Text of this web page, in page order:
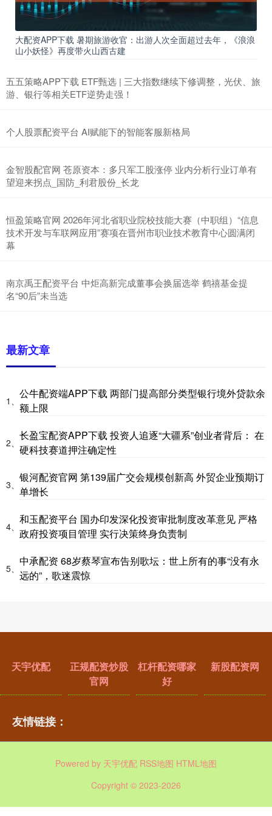
大配资APP下载 暑期旅游收官：出游人次全面超过去年，《浪浪
山小妖怪》再度带火山西古建
五五策略APP下载 ETF甄选 | 三大指数继续下修调整，光伏、旅
游、银行等相关ETF逆势走强！
个人股票配资平台 AI赋能下的智能客服新格局
金智股配官网 苍原资本：多只军工股涨停 业内分析行业订单有
望迎来拐点_国防_利君股份_长龙
恒盈策略官网 2026年河北省职业院校技能大赛（中职组）“信息
技术开发与车联网应用”赛项在晋州市职业技术教育中心圆满闭
幕
南京禹王配资平台 中炬高新完成董事会换届选举 鹤禧基金提
名“90后”未当选
最新文章
1、
公牛配资端APP下载 两部门提高部分类型银行境外贷款余
额上限
2、
长盈宝配资APP下载 投资人追逐“大疆系”创业者背后： 在
硬科技赛道押注确定性
3、
银河配资官网 第139届广交会规模创新高 外贸企业预期订
单增长
4、
和玉配资平台 国办印发深化投资审批制度改革意见 严格
政府投资项目管理 实行决策终身负责制
5、
中承配资 68岁蔡琴宣布告别歌坛：世上所有的事“没有永
远的”，歌迷震惊
天宇优配
正规配资炒股
官网
杠杆配资哪家
好
新股配资网
友情链接：
Powered by 天宇优配 RSS地图 HTML地图
Copyright © 2023-2026